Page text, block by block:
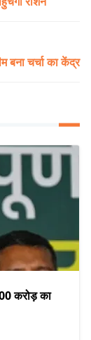
चर्चा का केंद्र
करोड़ का